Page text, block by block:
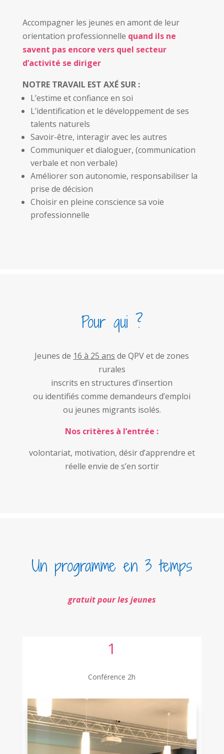
Accompagner les jeunes en amont de leur
orientation professionnelle quand ils ne
savent pas encore vers quel secteur
d’activité se diriger
NOTRE TRAVAIL EST AXÉ SUR :
L’estime et confiance en soi
L’identification et le développement de ses
talents naturels
Savoir-être, interagir avec les autres
Communiquer et dialoguer, (communication
verbale et non verbale)
Améliorer son autonomie, responsabiliser la
prise de décision
Choisir en pleine conscience sa voie
professionnelle
Pour qui ?
Jeunes de 16 à 25 ans de QPV et de zones
rurales
inscrits en structures d’insertion
ou identifiés comme demandeurs d’emploi
ou jeunes migrants isolés.
Nos critères à l’entrée :
volontariat, motivation, désir d’apprendre et
réelle envie de s’en sortir
Un programme en 3 temps
gratuit pour les jeunes
1
Conférence 2h